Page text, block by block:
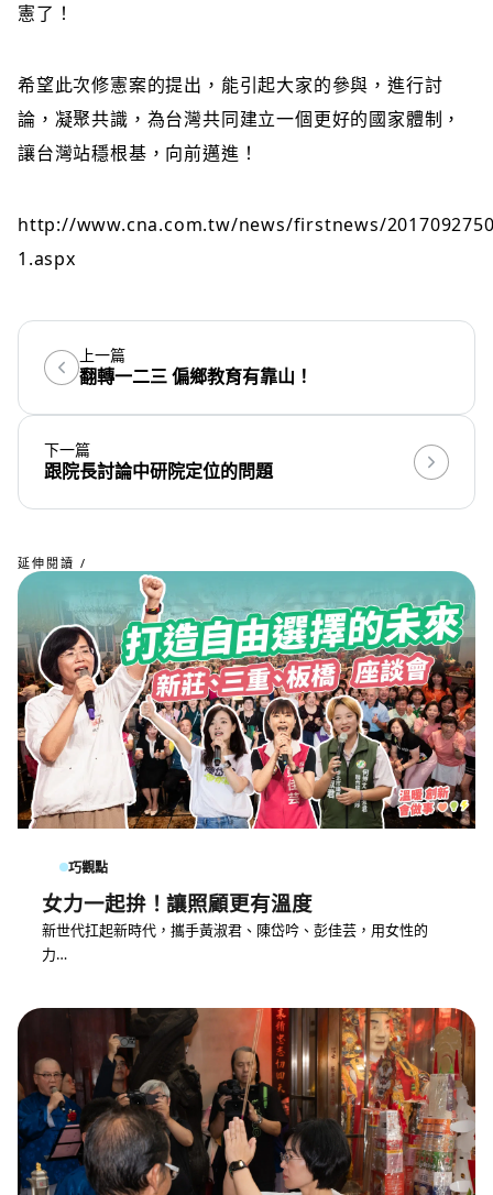
憲了！
希望此次修憲案的提出，能引起大家的參與，進行討
論，凝聚共識，為台灣共同建立一個更好的國家體制，
讓台灣站穩根基，向前邁進！
http://www.cna.com.tw/news/firstnews/
1.aspx
上一篇
翻轉一二三 偏鄉教育有靠山！
下一篇
跟院長討論中研院定位的問題
延伸閱讀 /
巧觀點
女力一起拚！讓照顧更有溫度
新世代扛起新時代，攜手黃淑君、陳岱吟、彭佳芸，用女性的
力…